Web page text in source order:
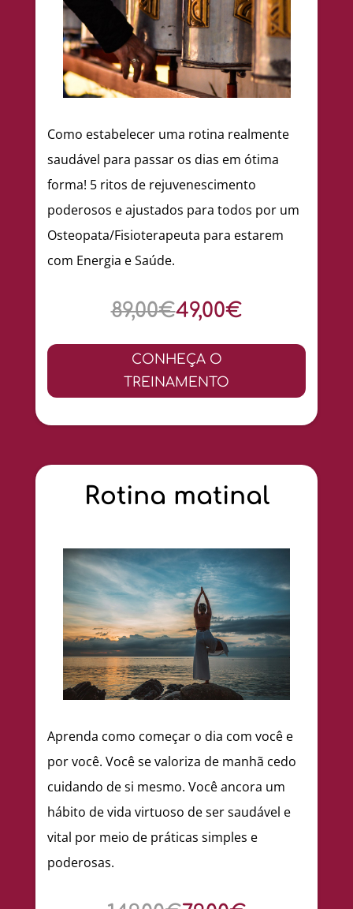
Como estabelecer uma rotina realmente
saudável para passar os dias em ótima
forma! 5 ritos de rejuvenescimento
poderosos e ajustados para todos por um
Osteopata/Fisioterapeuta para estarem
com Energia e Saúde.
89,00€49,00€
CONHEÇA O
TREINAMENTO
Rotina matinal
Aprenda como começar o dia com você e
por você. Você se valoriza de manhã cedo
cuidando de si mesmo. Você ancora um
hábito de vida virtuoso de ser saudável e
vital por meio de práticas simples e
poderosas.